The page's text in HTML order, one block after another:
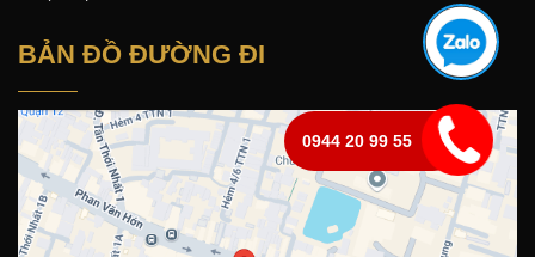
BẢN ĐỒ ĐƯỜNG ĐI
0944 20 99 55